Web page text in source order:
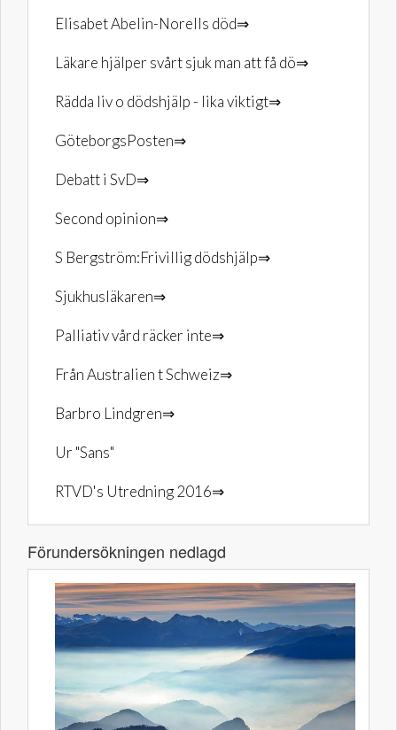
Elisabet Abelin-Norells död⇒
Läkare hjälper svårt sjuk man att få dö⇒
Rädda liv o dödshjälp - lika viktigt⇒
GöteborgsPosten⇒
Debatt i SvD⇒
Second opinion⇒
S Bergström:Frivillig dödshjälp⇒
Sjukhusläkaren⇒
Palliativ vård räcker inte⇒
Från Australien t Schweiz⇒
Barbro Lindgren⇒
Ur "Sans"
RTVD's Utredning 2016⇒
Förundersökningen nedlagd